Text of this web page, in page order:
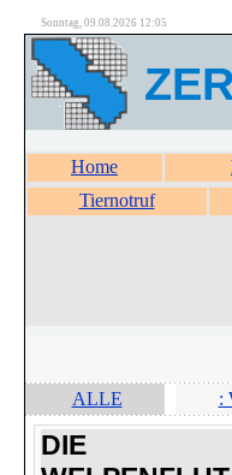
Sonntag, 09.08.2026 12:05
Home
Tiernotruf
ALLE :
DIE